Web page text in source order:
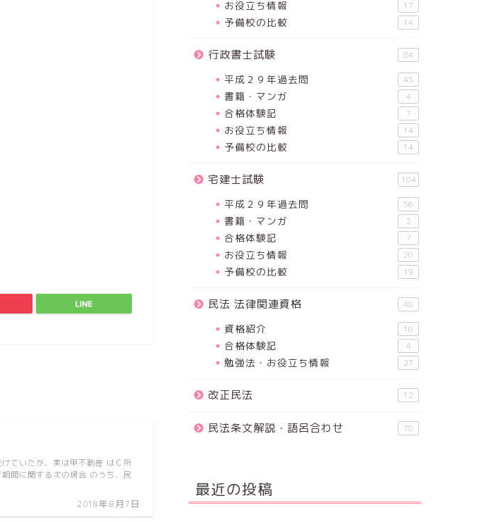
2018年8月7日
ていたが、実は甲不動産 はＣ所
間に関する次の場合 のうち、民
お役立ち情報 17
予備校の比較 14
行政書士試験 84
平成２９年過去問 45
書籍・マンガ 4
合格体験記 7
お役立ち情報 14
予備校の比較 14
宅建士試験 104
平成２９年過去問 56
書籍・マンガ 2
合格体験記 7
お役立ち情報 20
予備校の比較 19
民法 法律関連資格 48
資格紹介 16
合格体験記 4
勉強法・お役立ち情報 27
改正民法 12
民法条文解説・語呂合わせ 78
最近の投稿